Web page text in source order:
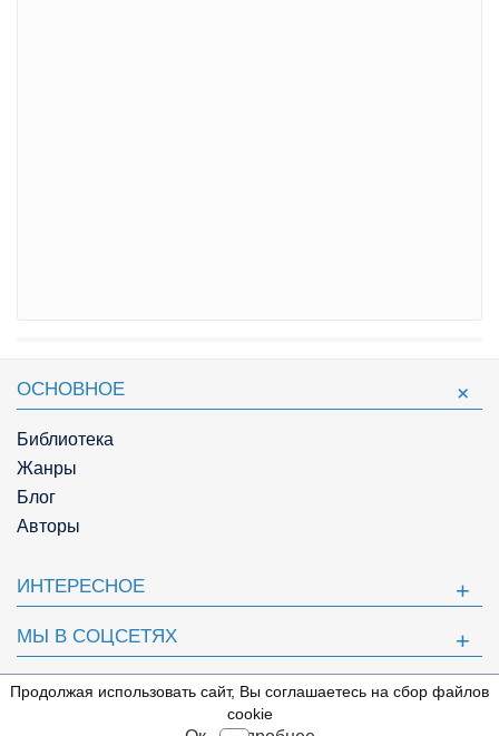
⇩
ОСНОВНОЕ
Библиотека
Жанры
Блог
Авторы
ИНТЕРЕСНОЕ
МЫ В СОЦСЕТЯХ
ПОЛЕЗНОЕ
Продолжая использовать сайт, Вы соглашаетесь на сбор файлов
cookie